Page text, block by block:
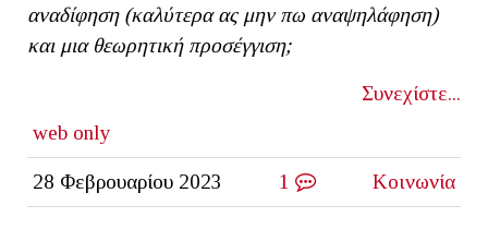
αναδίφηση (καλύτερα ας μην πω αναψηλάφηση)
και μια θεωρητική προσέγγιση;
Συνεχίστε...
web only
28 Φεβρουαρίου 2023 1 Κοινωνία